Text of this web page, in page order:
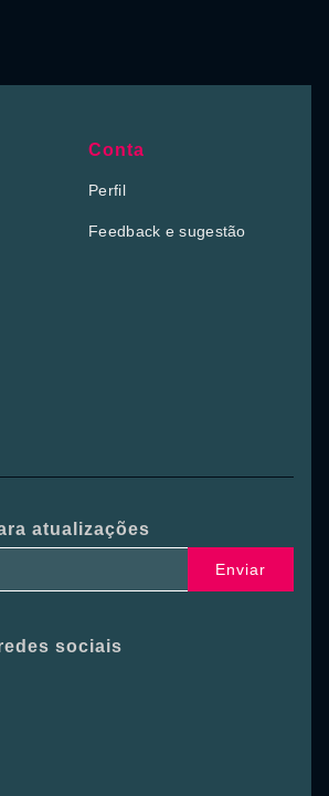
Conta
Perfil
Feedback e sugestão
atualizações
Enviar
sociais